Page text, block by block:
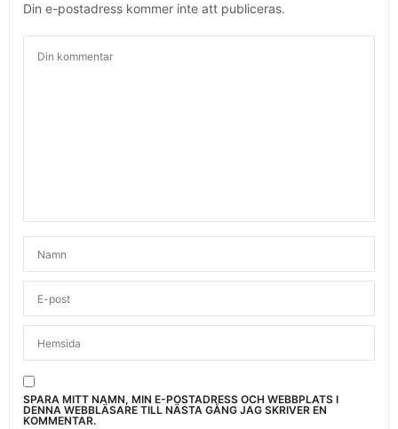
Din e-postadress kommer inte att publiceras.
SPARA MITT NAMN, MIN E-POSTADRESS OCH WEBBPLATS I
DENNA WEBBLÄSARE TILL NÄSTA GÅNG JAG SKRIVER EN
KOMMENTAR.